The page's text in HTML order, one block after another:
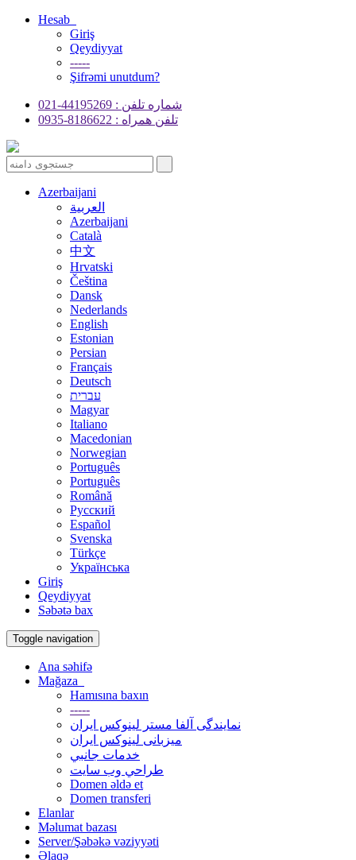
Hesab
Giriş
Qeydiyyat
-----
Şifrəmi unutdum?
شماره تلفن : 44195269-021
تلفن همراه : 8186622-0935
Azerbaijani
العربية
Azerbaijani
Català
中文
Hrvatski
Čeština
Dansk
Nederlands
English
Estonian
Persian
Français
Deutsch
עברית
Magyar
Italiano
Macedonian
Norwegian
Português
Português
Română
Русский
Español
Svenska
Türkçe
Українська
Giriş
Qeydiyyat
Səbətə bax
Toggle navigation
Ana səhifə
Mağaza
Hamısına baxın
-----
نمایندگی آلفا مستر لینوکس ایران
میزبانی لینوکس ایران
خدمات جانبي
طراحي وب سايت
Domen əldə et
Domen transferi
Elanlar
Məlumat bazası
Server/Şəbəkə vəziyyəti
Əlaqə